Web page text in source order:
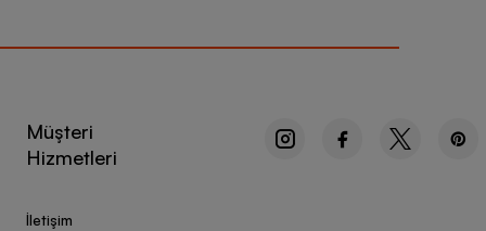
Müşteri
Hizmetleri
İletişim